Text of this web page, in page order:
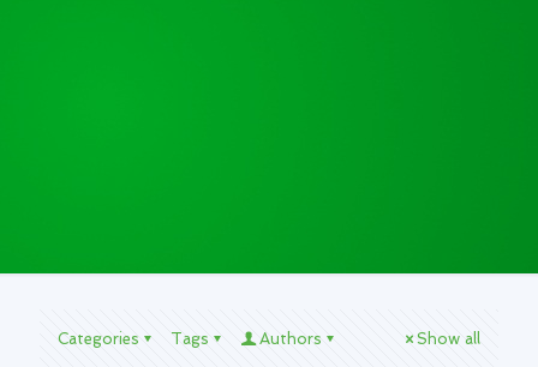
Categories Tags Authors Show all